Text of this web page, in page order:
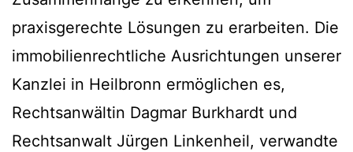
praxisgerechte Lösungen zu erarbeiten. Die
immobilienrechtliche Ausrichtungen unserer
Kanzlei in Heilbronn ermöglichen es,
Rechtsanwältin Dagmar Burkhardt und
Rechtsanwalt Jürgen Linkenheil, verwandte